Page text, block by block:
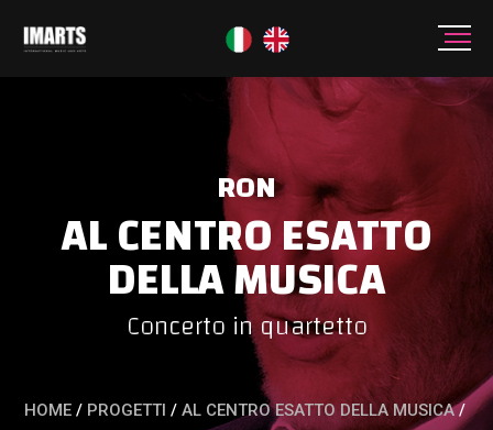
RON
AL CENTRO ESATTO
DELLA MUSICA
Concerto in quartetto
HOME / PROGETTI / AL CENTRO ESATTO DELLA MUSICA /